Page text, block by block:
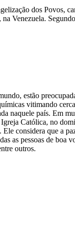
dos Povos,
Venezuela.
estão
vitimando
naquele país. Em
Católica, no
considera que a
as pessoas de boa
outros.